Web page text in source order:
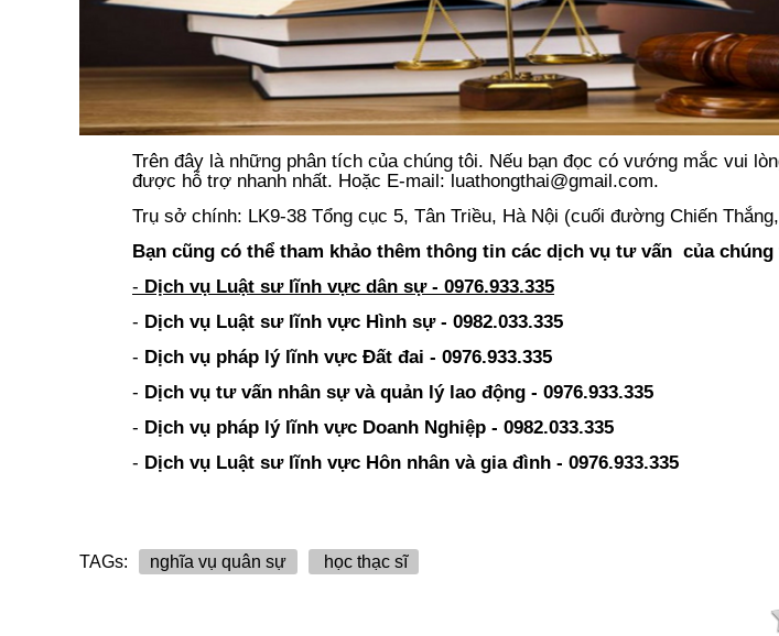
Trên đây là những phân tích của chúng tôi. Nếu bạn đọc có vướng mắc vui
được hỗ trợ nhanh nhất. Hoặc E-mail: luathongthai@gmail.com.
Trụ sở chính: LK9-38 Tổng cục 5, Tân Triều, Hà Nội (cuối đường Chiến
Bạn cũng có thể tham khảo thêm thông tin các dịch vụ tư vấn của chúng
- Dịch vụ Luật sư lĩnh vực dân sự - 0976.933.335
- Dịch vụ Luật sư lĩnh vực Hình sự - 0982.033.335
- Dịch vụ pháp lý lĩnh vực Đất đai - 0976.933.335
- Dịch vụ tư vấn nhân sự và quản lý lao động - 0976.933.335
- Dịch vụ pháp lý lĩnh vực Doanh Nghiệp - 0982.033.335
- Dịch vụ Luật sư lĩnh vực Hôn nhân và gia đình - 0976.933.335
TAGs: nghĩa vụ quân sự học thạc sĩ